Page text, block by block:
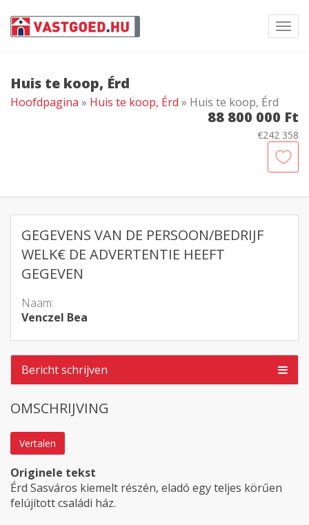
Huis te koop, Érd
Hoofdpagina » Huis te koop, Érd » Huis te koop, Érd
88 800 000 Ft
€242 358
GEGEVENS VAN DE PERSOON/BEDRIJF
WELK€ DE ADVERTENTIE HEEFT
GEGEVEN
Naam:
Venczel Bea
Bericht schrijven
OMSCHRIJVING
Vertalen
Originele tekst
Érd Sasváros kiemelt részén, eladó egy teljes körűen
felújított családi ház.